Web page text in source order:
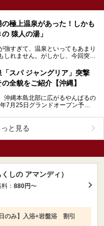
極上温泉があった！しかも
猿人の湯」
強すぎて、温泉といってもあまり
しれません。がしかし、今回突撃
スパ ジャングリア」突撃
全貌をご紹介【沖縄】
沖縄本島北部に広がるやんばるの
7月25日グランドオープン予定
と見る
しの アマンディ）
： 880円〜
のみ】入浴+岩盤浴 割引